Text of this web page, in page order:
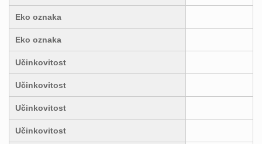
Eko oznaka
Eko oznaka
Učinkovitost
Učinkovitost
Učinkovitost
Učinkovitost